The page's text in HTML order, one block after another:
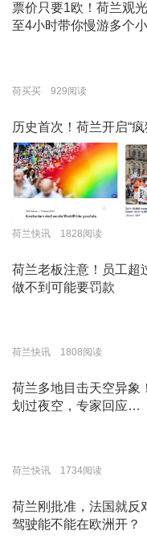
票价只要1欧！荷兰观
至4小时带你慢游多个
荷买买 929阅读
历史首次！荷兰开启“
荷兰快讯 1828阅读
荷兰老板注意！员工超
做不到可能要罚款
荷兰快讯 1808阅读
荷兰多地目击天空异象
划过夜空，专家回应…
荷兰快讯 1734阅读
荷兰刚批准，法国就反
驾驶能不能在欧洲开？